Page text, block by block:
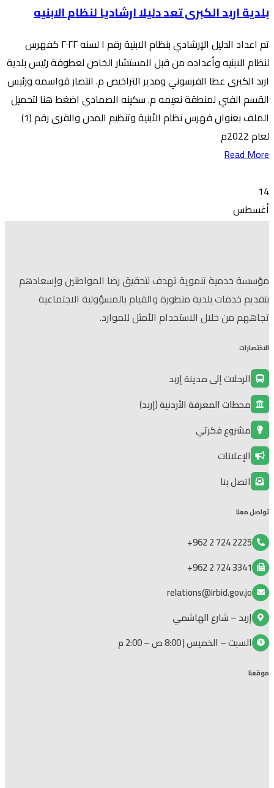
بلدية اربد الكبرى تعد دليلا ارشاديا لنظام الابنيه
تم اعداد الدليل الإرشادي بنظام الابنية رقم ١ لسنه ٢٠٢٢ كفهرس
لنظام الابنيه وأعداده من قبل المستشار الخاص لعطوفة رئيس بلدية
اربد الكبرى عطا الفرسوني ومدير التراخيص م. انتصار قواسمه ورئيس
القسم الفني لمنطقة نعيمه م. سكينه الصمادي اضغط هنا لتحميل
الملف بعنوان فهرس نظام الأبنية وتنظيم المدن والقرى رقم (1)
لعام 2022م
Read More
14
أغسطس
مؤسسة خدمية تنموية تهدف لتحقيق رضا المواطنين وإسعادهم
بتقديم خدمات بلدية متطورة والقيام بالمسؤولية الاجتماعية
تجاههم من خلال الاستخدام الأمثل للموارد.
الاختصارات
الرحلات إلى مدينة إربد
محطات المعرفة الأردنية (إربد)
مشروع فكرتي
الإعلانات
اتصل بنا
تواصل معنا
2225 724 2 962+
3341 724 2 962+
relations@irbid.gov.jo
إربد – شارع الهاشمي
السبت – الخميس | 8:00 ص – 2:00 م
موقعنا